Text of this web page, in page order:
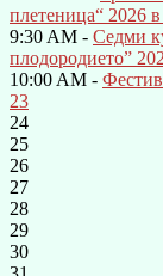
плетеница“ 2026
9:30 AM - Седми
плодородието”
10:00 AM -
23
24
25
26
27
28
29
30